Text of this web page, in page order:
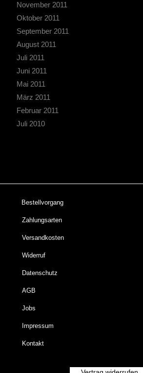
November 2011
Oktober 2011
September 2011
August 2011
Juli 2011
Juni 2011
Mai 2011
März 2011
Februar 2011
Juli 2010
Bestellvorgang
Zahlungsarten
Versandkosten
Widerruf
Datenschutz
AGB
Jobs
Impressum
Kontakt